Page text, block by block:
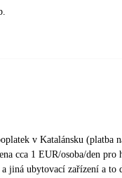
v Katalánsku (platba
cca 1 EUR/osoba/den pro
jiná ubytovací zařízení a to